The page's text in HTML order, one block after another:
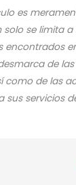
es
se limita a
encontrados
de
como de las
sus servicios